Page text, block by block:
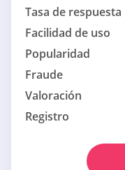
Tasa de respuesta
Facilidad de uso
Popularidad
Fraude
Valoración
Registro